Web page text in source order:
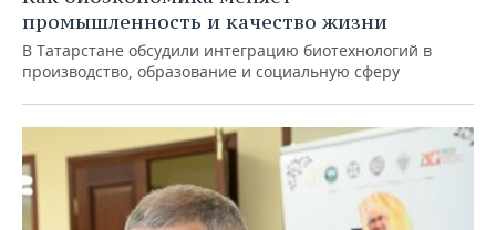
промышленность и качество жизни
В Татарстане обсудили интеграцию биотехнологий в
производство, образование и социальную сферу